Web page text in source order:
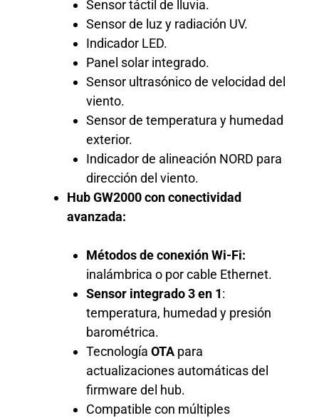
Sensor táctil de lluvia.
Sensor de luz y radiación UV.
Indicador LED.
Panel solar integrado.
Sensor ultrasónico de velocidad del
viento.
Sensor de temperatura y humedad
exterior.
Indicador de alineación NORD para
dirección del viento.
Hub GW2000 con conectividad
avanzada:
Métodos de conexión Wi-Fi:
inalámbrica o por cable Ethernet.
Sensor integrado 3 en 1:
temperatura, humedad y presión
barométrica.
Tecnología OTA para
actualizaciones automáticas del
firmware del hub.
Compatible con múltiples